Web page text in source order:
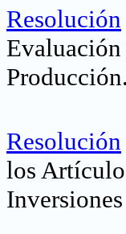
Resolución
Producción.
Resolución
los